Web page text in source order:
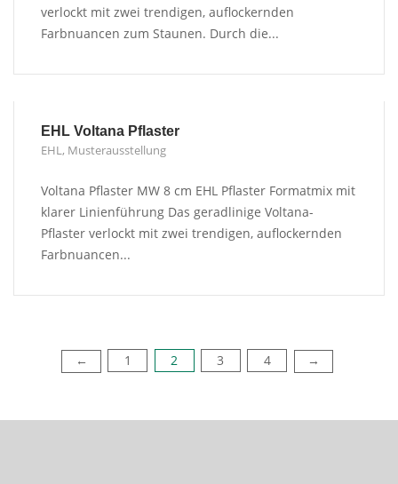
verlockt mit zwei trendigen, auflockernden
Farbnuancen zum Staunen. Durch die...
EHL Voltana Pflaster
EHL, Musterausstellung
Voltana Pflaster MW 8 cm EHL Pflaster Formatmix mit
klarer Linienführung Das geradlinige Voltana-
Pflaster verlockt mit zwei trendigen, auflockernden
Farbnuancen...
Seitennummerierung
← 1 2 3 4 →